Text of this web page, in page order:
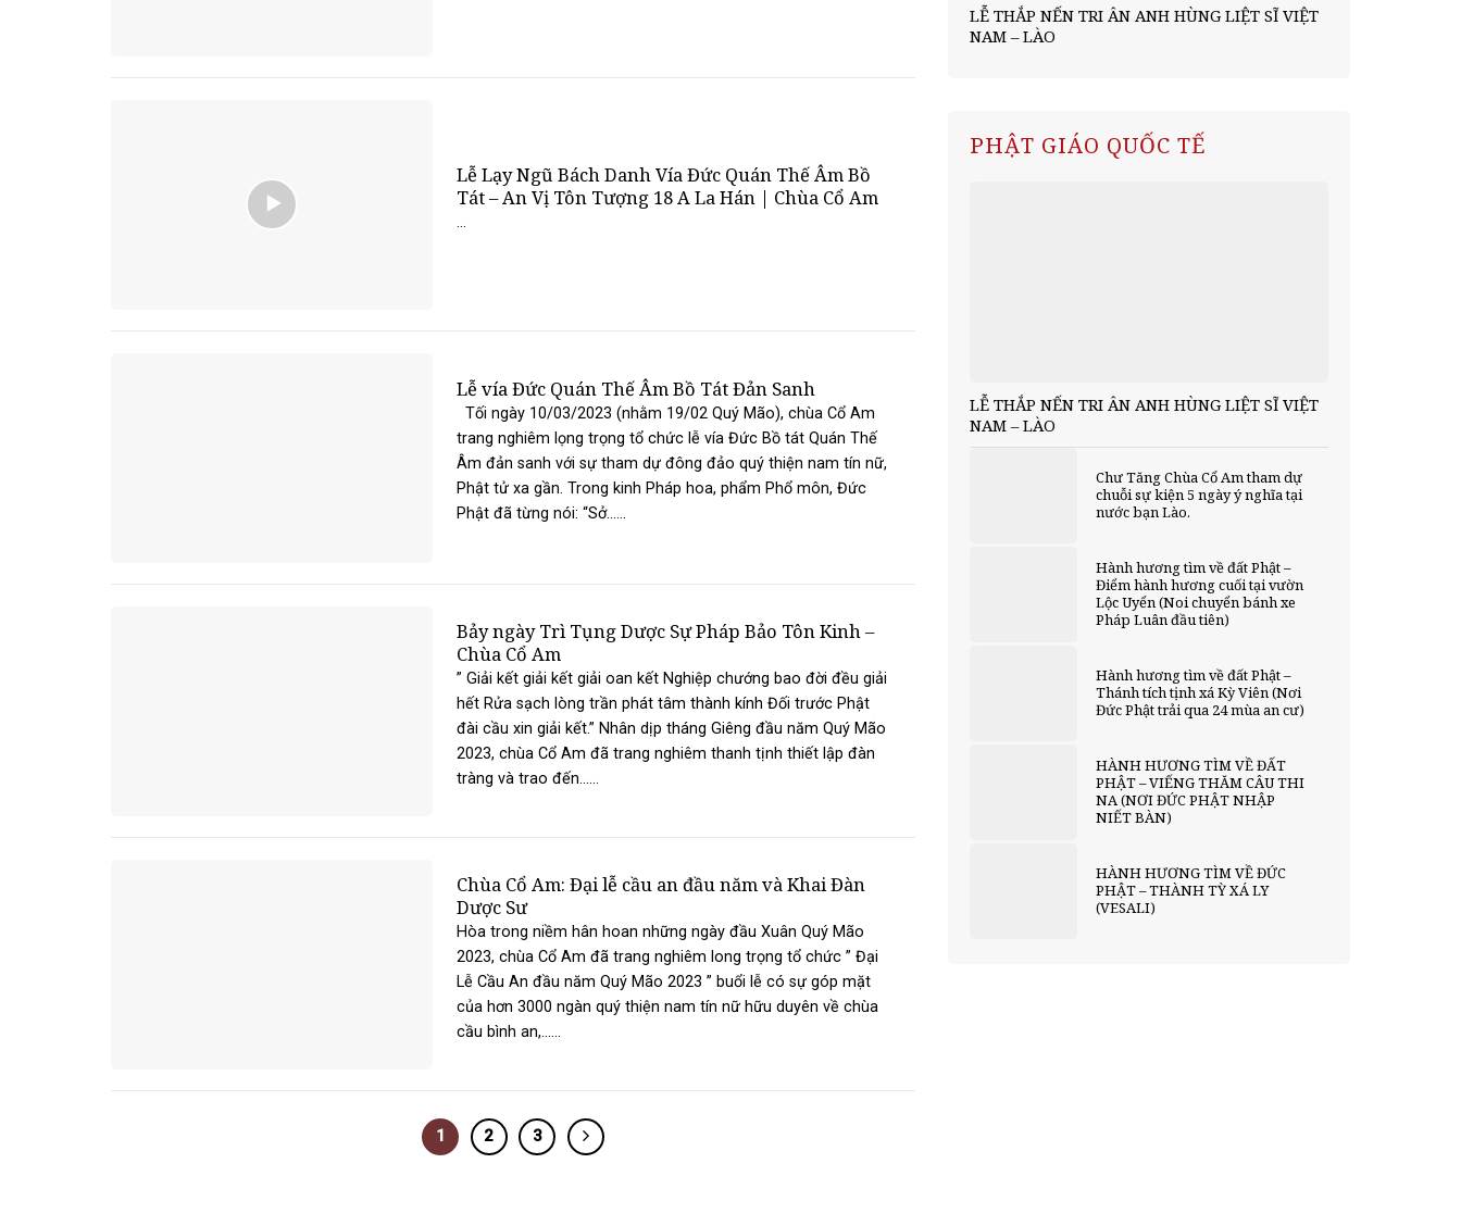
Lễ Lạy Ngũ Bách Danh Vía Đức Quán Thế Âm Bồ
Tát – An Vị Tôn Tượng 18 A La Hán | Chùa Cổ Am
...
Lễ vía Đức Quán Thế Âm Bồ Tát Đản Sanh
Tối ngày 10/03/2023 (nhằm 19/02 Quý Mão), chùa Cổ Am
trang nghiêm lọng trọng tổ chức lễ vía Đức Bồ tát Quán Thế
Âm đản sanh với sự tham dự đông đảo quý thiện nam tín nữ,
Phật tử xa gần. Trong kinh Pháp hoa, phẩm Phổ môn, Đức
Phật đã từng nói: “Sở......
Bảy ngày Trì Tụng Dược Sự Pháp Bảo Tôn Kinh –
Chùa Cổ Am
” Giải kết giải kết giải oan kết Nghiệp chướng bao đời đều giải
hết Rửa sạch lòng trần phát tâm thành kính Đối trước Phật
đài cầu xin giải kết.” Nhân dịp tháng Giêng đầu năm Quý Mão
2023, chùa Cổ Am đã trang nghiêm thanh tịnh thiết lập đàn
tràng và trao đến......
Chùa Cổ Am: Đại lễ cầu an đầu năm và Khai Đàn
Dược Sư
Hòa trong niềm hân hoan những ngày đầu Xuân Quý Mão
2023, chùa Cổ Am đã trang nghiêm long trọng tổ chức ” Đại
Lễ Cầu An đầu năm Quý Mão 2023 ” buổi lễ có sự góp mặt
của hơn 3000 ngàn quý thiện nam tín nữ hữu duyên về chùa
cầu bình an,......
1 2 3
LỄ THẮP NẾN TRI ÂN ANH HÙNG LIỆT SĨ VIỆT
NAM – LÀO
PHẬT GIÁO QUỐC TẾ
LỄ THẮP NẾN TRI ÂN ANH HÙNG LIỆT SĨ VIỆT
NAM – LÀO
Chư Tăng Chùa Cổ Am tham dự
chuỗi sự kiện 5 ngày ý nghĩa tại
nước bạn Lào.
Hành hương tìm về đất Phật –
Điểm hành hương cuối tại vườn
Lộc Uyển (Noi chuyển bánh xe
Pháp Luân đầu tiên)
Hành hương tìm về đất Phật –
Thánh tích tịnh xá Kỳ Viên (Nơi
Đức Phật trải qua 24 mùa an cư)
HÀNH HƯƠNG TÌM VỀ ĐẤT
PHẬT – VIẾNG THĂM CÂU THI
NA (NƠI ĐỨC PHẬT NHẬP
NIẾT BÀN)
HÀNH HƯƠNG TÌM VỀ ĐỨC
PHẬT – THÀNH TỲ XÁ LY
(VESALI)